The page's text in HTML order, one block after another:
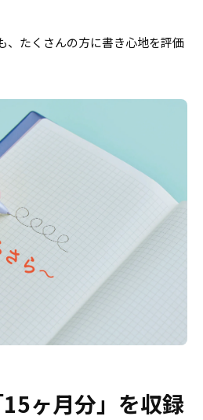
、たくさんの方に書き心地を評価
15ヶ月分」を収録